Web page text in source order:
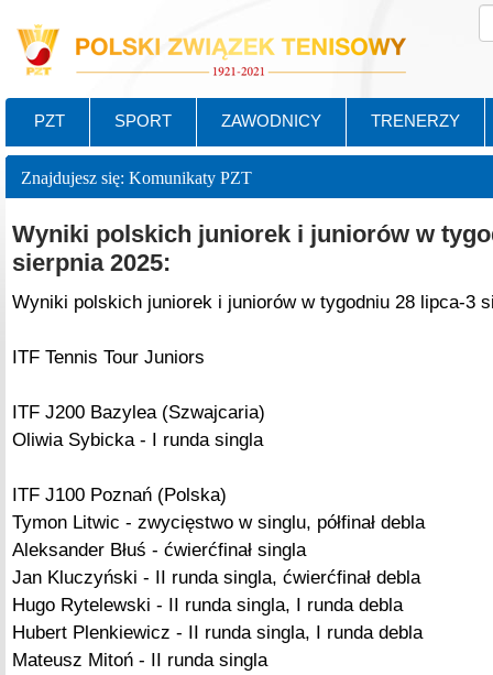
PZT SPORT ZAWODNICY TRENERZY
Znajdujesz się: Komunikaty PZT
Wyniki polskich juniorek i juniorów w
sierpnia 2025:
Wyniki polskich juniorek i juniorów w tygodniu 28 lipca-3
ITF Tennis Tour Juniors
ITF J200 Bazylea (Szwajcaria)
Oliwia Sybicka - I runda singla
ITF J100 Poznań (Polska)
Tymon Litwic - zwycięstwo w singlu, półfinał debla
Aleksander Błuś - ćwierćfinał singla
Jan Kluczyński - II runda singla, ćwierćfinał debla
Hugo Rytelewski - II runda singla, I runda debla
Hubert Plenkiewicz - II runda singla, I runda debla
Mateusz Mitoń - II runda singla